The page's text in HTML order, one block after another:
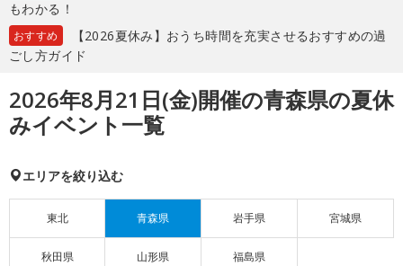
もわかる！
おすすめ
【2026夏休み】おうち時間を充実させるおすすめの過
ごし方ガイド
2026年8月21日(金)開催の青森県の夏休
みイベント一覧
エリアを絞り込む
東北 青森県 岩手県 宮城県
秋田県 山形県 福島県